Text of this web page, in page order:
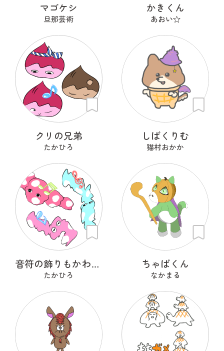
マゴケシ
旦那芸術
かきくん
あおい☆
クリの兄弟
たかひろ
しばくりむ
猫村おかか
音符の飾りもかわいいオリゴ糖菌
たかひろ
ちゃばくん
なかまる